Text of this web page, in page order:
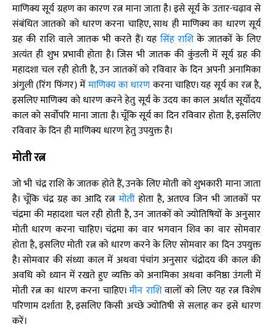
माणिक्य सूर्य ग्रहण का कारण रत्न माना जाता है। इसे सूर्य के उतार-चढ़ाव से
संबंधित जातको को धारण करना चाहिए, साथ ही माणिक्य का धारण सूर्य
ग्रह की राशि वाले जातक भी करते हैं। यहसिंह राशिके जातकों के लिए
अत्यंत ही शुभ प्रभावी होता है। जिस भी जातक की कुंडली में सूर्य ग्रह की
महादशा चल रही होती है, उन जातकों को रविवार के दिन अपनी अनामिका
अंगुली (रिंग फिंगर) मेंमाणिक्य का धारणकरना चाहिए। यह सूर्य का रत्न है,
इसलिए माणिक्य को धारण करने हेतु सूर्य के उदय का काल अर्थात सूर्योदय
काल को सर्वोपरि माना जाता है। चूँकि सूर्य का दिन रविवार होता है, इसलिए
रविवार के दिन ही माणिक्य धारण हेतु उपयुक्त है।
मोती रत्न
जो भी चंद्र राशि के जातक होते हैं, उनके लिए मोती को शुभकारी माना जाता
है। चूँकि चंद्र ग्रह का आदि रत्नमोतीहोता है, अतएव जिन भी जातकों पर
चंद्रमा की महादशा चल रही होती है, उन जातकों को ज्योतिषियों के अनुसार
मोती धारण करना चाहिए। चंद्रमा का वार भगवान शिव का वार सोमवार
होता है, इसलिए मोती रत्न को धारण करने के लिए सोमवार का दिन उपयुक्त
है। सोमवार की संध्या काल में अथवा पंचांग अनुसार चंद्रोदय की काल की
अवधि को ध्यान में रखते हुए व्यक्ति को अनामिका अथवा कनिष्ठा उंगली में
मोती रत्न का धारण करना चाहिए।मीन राशिवालों को लिए यह रत्न विशेष
परिणाम दर्शाता है, इसलिए किसी अच्छे ज्योतिषी से सलाह कर इसे धारण
करें।